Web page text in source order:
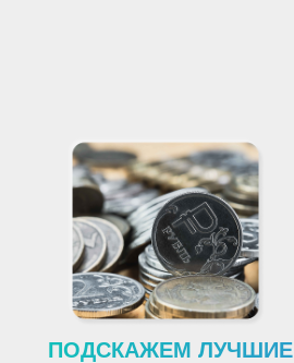
ПОДСКАЖЕМ ЛУЧШИЕ